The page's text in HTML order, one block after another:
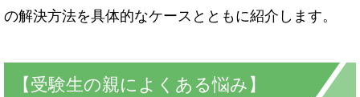
の解決方法を具体的なケースとともに紹介します。
【受験生の親によくある悩み】